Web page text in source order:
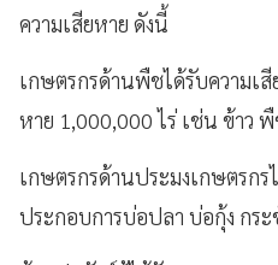
ความเสียหาย ดังนี้
เกษตรกรด้านพืชได้รับความเ
หาย 1,000,000 ไร่ เช่น ข้าว
เกษตรกรด้านประมงเกษตรก
ประกอบการบ่อปลา บ่อกุ้ง กระ